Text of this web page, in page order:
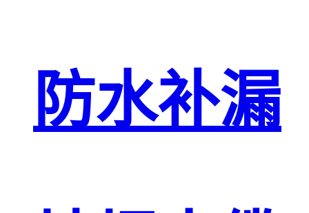
防水补漏